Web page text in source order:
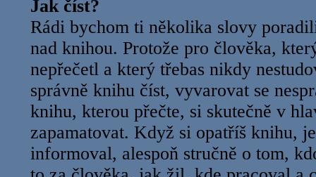
Jak číst?
Rádi bychom ti několika slovy
nad knihou. Protože pro člověka,
nepřečetl a který třebas nikdy
správně knihu číst, vyvarovat se
knihu, kterou přečte, si skutečně v
zapamatovat. Když si opatříš knihu,
informoval, alespoň stručně o tom,